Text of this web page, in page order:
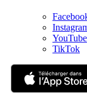
YouTube
TikTok